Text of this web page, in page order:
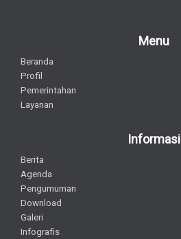
Menu
Beranda
Profil
Pemerintahan
Layanan
Informasi
Berita
Agenda
Pengumuman
Download
Galeri
Infografis